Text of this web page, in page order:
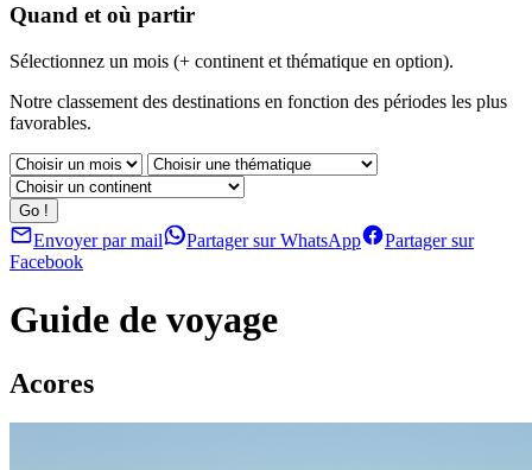
Quand et où partir
Sélectionnez un mois (+ continent et thématique en option).
Notre classement des destinations en fonction des périodes les plus
favorables.
Envoyer par mail Partager sur WhatsApp
Partager sur
Facebook
Guide de voyage
Acores